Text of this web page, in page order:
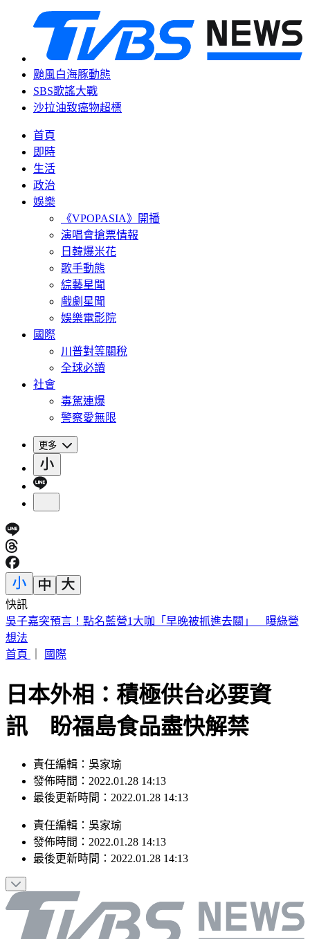
颱風白海豚動態
SBS歌謠大戰
沙拉油致癌物超標
首頁
即時
生活
政治
娛樂
《VPOPASIA》開播
演唱會搶票情報
日韓爆米花
歌手動態
綜藝星聞
戲劇星聞
娛樂電影院
國際
川普對等關稅
全球必讀
社會
毒駕連爆
警察愛無限
更多
快訊
假日狂補眠沒用！醫揭1關鍵比睡多久更重要 做對死亡率降
48%
首頁
｜ 國際
日本外相：積極供台必要資
訊 盼福島食品盡快解禁
責任編輯：吳家瑜
發佈時間：2022.01.28 14:13
最後更新時間：2022.01.28 14:13
責任編輯 ： 吳家瑜
發佈時間： 2022.01.28 14:13
最後更新時間： 2022.01.28 14:13